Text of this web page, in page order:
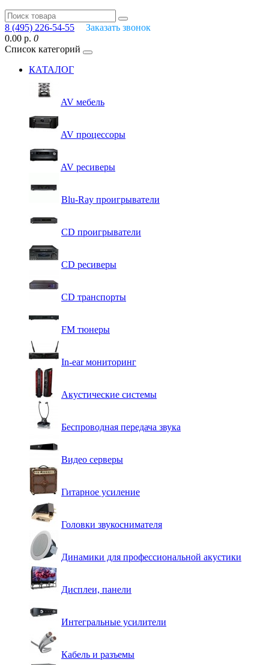
8 (495) 226-54-55
Заказать звонок
0.00 р. 0
Список категорий
КАТАЛОГ
AV мебель
AV процессоры
AV ресиверы
Blu-Ray проигрыватели
CD проигрыватели
CD ресиверы
CD транспорты
FM тюнеры
In-ear мониторинг
Акустические системы
Беспроводная передача звука
Видео серверы
Гитарное усиление
Головки звукоснимателя
Динамики для профессиональной акустики
Дисплеи, панели
Интегральные усилители
Кабель и разъемы